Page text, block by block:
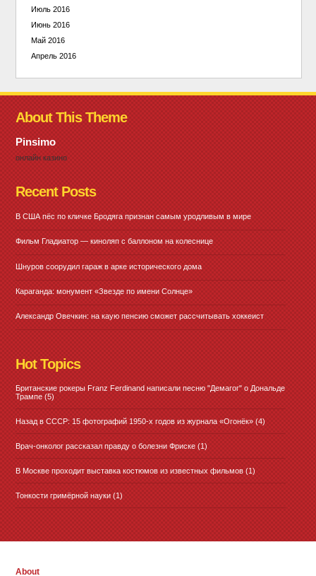
Июль 2016
Июнь 2016
Май 2016
Апрель 2016
About This Theme
Pinsimo
онлайн казино
Recent Posts
В США пёс по кличке Бродяга признан самым уродливым в мире
Фильм Гладиатор — киноляп с баллоном на колеснице
Шнуров соорудил гараж в арке исторического дома
Караганда: монумент «Звезде по имени Солнце»
Александр Овечкин: на каую пенсию сможет рассчитывать хоккеист
Hot Topics
Британские рокеры Franz Ferdinand написали песню "Демагог" о Дональде
Трампе (5)
Назад в СССР: 15 фотографий 1950-х годов из журнала «Огонёк» (4)
Врач-онколог рассказал правду о болезни Фриске (1)
В Москве проходит выставка костюмов из известных фильмов (1)
Тонкости гримёрной науки (1)
About